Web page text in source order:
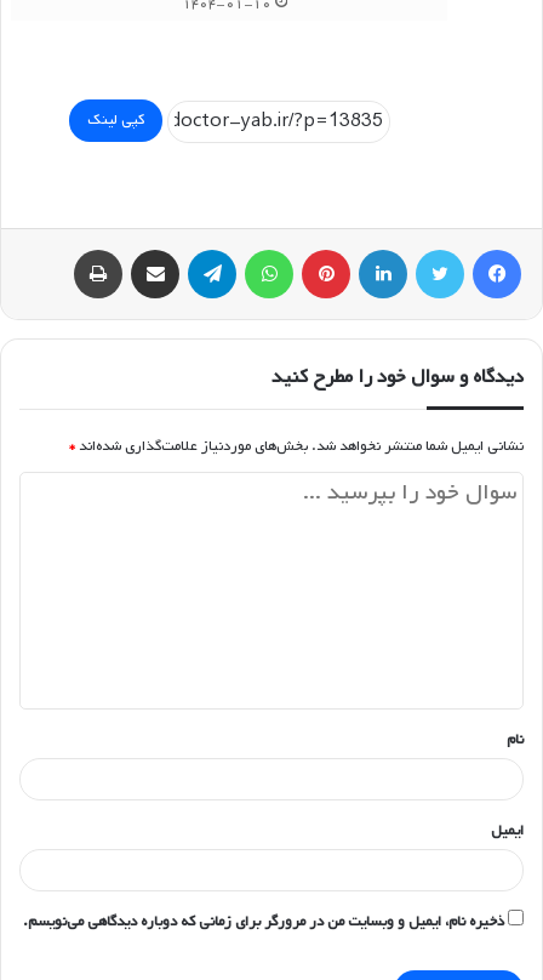
کپی لینک
فیسبوک توییتر لینکداین پینتریست تلگرام اشتراک گذاری با ایمیل
دیدگاه و سوال خود را مطرح کنید
نشانی ایمیل شما منتشر نخواهد شد. بخش‌های موردنیاز علامت‌گذاری شده‌اند *
*
نام
ایمیل
ذخیره نام، ایمیل و وبسایت من در مرورگر برای زمانی که دوباره دیدگاهی می‌نویسم.